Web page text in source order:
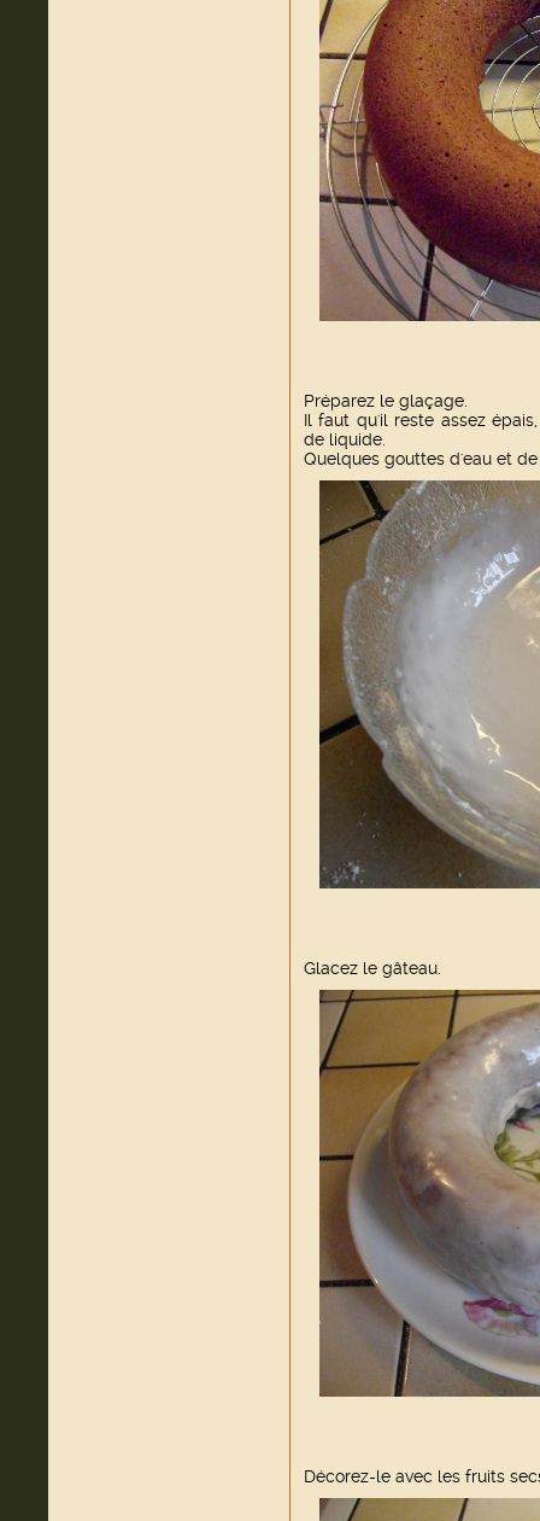
Préparez le glaçage.
Il faut qu'il reste assez
de liquide.
Quelques gouttes d'eau et
Glacez le gâteau.
Décorez-le avec les fruits